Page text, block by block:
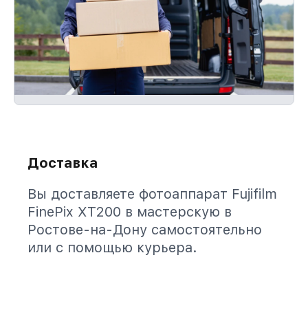
Доставка
Вы доставляете фотоаппарат Fujifilm
FinePix XT200 в мастерскую в
Ростове-на-Дону самостоятельно
или с помощью курьера.